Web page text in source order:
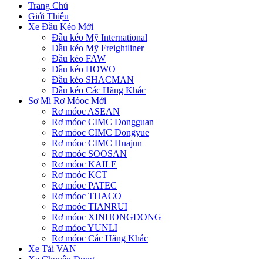
Trang Chủ
Giới Thiệu
Xe Đầu Kéo Mới
Đầu kéo Mỹ International
Đầu kéo Mỹ Freightliner
Đầu kéo FAW
Đầu kéo HOWO
Đầu kéo SHACMAN
Đầu kéo Các Hãng Khác
Sơ Mi Rơ Móoc Mới
Rơ móoc ASEAN
Rơ móoc CIMC Dongguan
Rơ móoc CIMC Dongyue
Rơ móoc CIMC Huajun
Rơ moóc SOOSAN
Rơ móoc KAILE
Rơ moóc KCT
Rơ móoc PATEC
Rơ móoc THACO
Rơ moóc TIANRUI
Rơ móoc XINHONGDONG
Rơ móoc YUNLI
Rơ móoc Các Hãng Khác
Xe Tải VAN